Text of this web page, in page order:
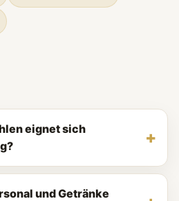
eignet sich
und Getränke